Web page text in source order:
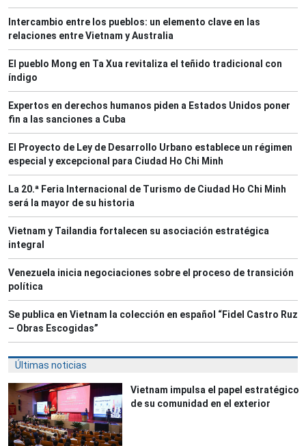
Intercambio entre los pueblos: un elemento clave en las
relaciones entre Vietnam y Australia
El pueblo Mong en Ta Xua revitaliza el teñido tradicional con
índigo
Expertos en derechos humanos piden a Estados Unidos poner
fin a las sanciones a Cuba
El Proyecto de Ley de Desarrollo Urbano establece un régimen
especial y excepcional para Ciudad Ho Chi Minh
La 20.ª Feria Internacional de Turismo de Ciudad Ho Chi Minh
será la mayor de su historia
Vietnam y Tailandia fortalecen su asociación estratégica
integral
Venezuela inicia negociaciones sobre el proceso de transición
política
Se publica en Vietnam la colección en español “Fidel Castro Ruz
– Obras Escogidas”
Últimas noticias
Vietnam impulsa el papel estratégico
de su comunidad en el exterior